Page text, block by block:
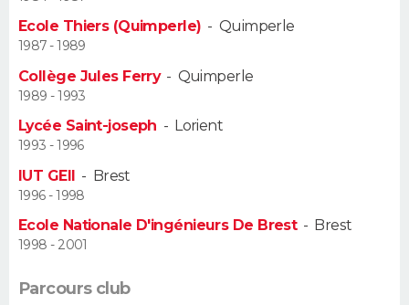
Alimentation
Guide de la santé
Maladies
Médicaments
Sommeil
VOYAGE
Destinations
City break
Voyage nature
Voyage de noces
Forum
Climat
+
PHOTO
GUIDES D'ACHAT
BONS PLANS
Carte de Noël
Carte Bonne année
Carte Saint-Valentin
Carte Pâques
Carte d'anniversaire
Dictionnaire
Biographies
Citations
Expressions
Proverbes
PROGRAMME TV
Ecole Thiers (Quimperle) - Quimperle
1987 - 1989
Collège Jules Ferry- Quimperle
1989 - 1993
Lycée Saint-joseph - Lorient
1993 - 1996
IUT GEII - Brest
1996 - 1998
Ecole Nationale D'ingénieurs De Brest- Brest
1998 - 2001
Parcours club